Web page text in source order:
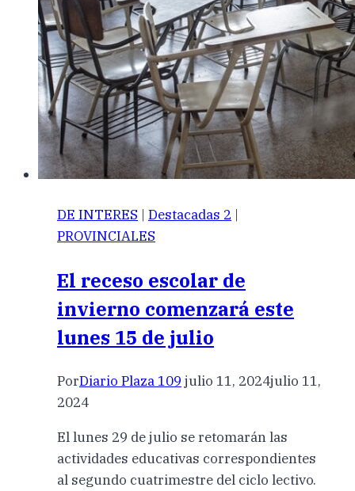
DE INTERES | Destacadas 2 |
PROVINCIALES
El receso escolar de
invierno comenzará este
lunes 15 de julio
PorDiario Plaza 109 julio 11, 2024julio 11,
2024
El lunes 29 de julio se retomarán las
actividades educativas correspondientes
al segundo cuatrimestre del ciclo lectivo.